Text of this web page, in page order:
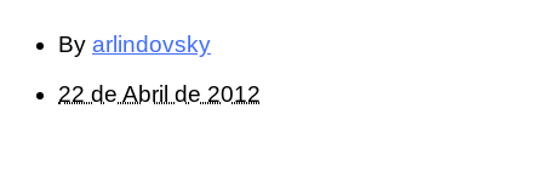
By arlindovsky
22 de Abril de 2012